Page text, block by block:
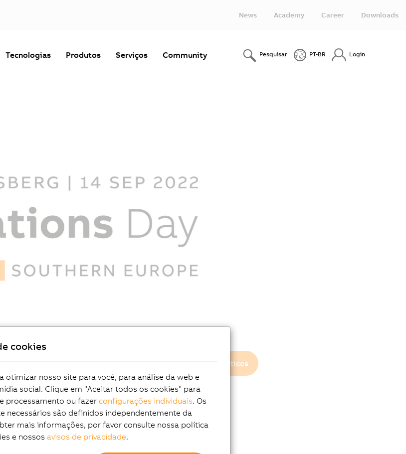
News Academy Career Downloads
Tecnologias Produtos Serviços Community Pesquisar PT-BR Login
Privacy notices
cookies
otimizar nosso site para você, para análise da web e
social. Clique em "Aceitar todos os cookies" para
processamento ou fazer configurações individuais. Os
necessários são definidos independentemente da
mais informações, por favor consulte nossa política
e nossos avisos de privacidade.